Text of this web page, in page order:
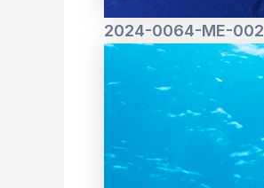
2024-0064-ME-002